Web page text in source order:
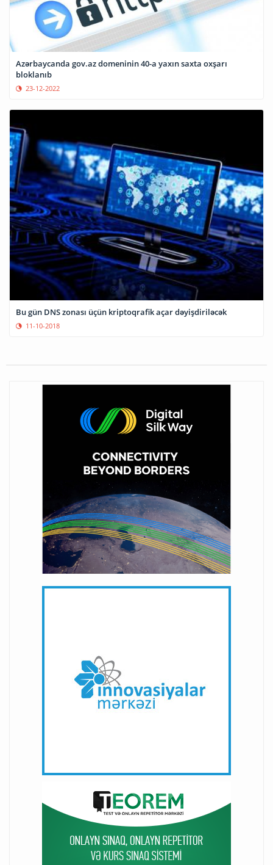
Azərbaycanda gov.az domeninin 40-a yaxın saxta oxşarı
bloklanıb
23-12-2022
Bu gün DNS zonası üçün kriptoqrafik açar dəyişdiriləcək
11-10-2018